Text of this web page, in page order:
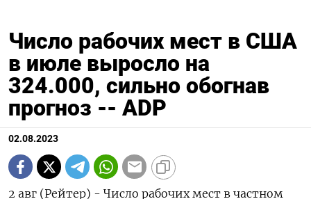
Число рабочих мест в США
в июле выросло на
324.000, сильно обогнав
прогноз -- ADP
02.08.2023
2 авг (Рейтер) - Число рабочих мест в частном